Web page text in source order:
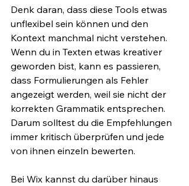
Denk daran, dass diese Tools etwas
unflexibel sein können und den
Kontext manchmal nicht verstehen.
Wenn du in Texten etwas kreativer
geworden bist, kann es passieren,
dass Formulierungen als Fehler
angezeigt werden, weil sie nicht der
korrekten Grammatik entsprechen.
Darum solltest du die Empfehlungen
immer kritisch überprüfen und jede
von ihnen einzeln bewerten.
Bei Wix kannst du darüber hinaus